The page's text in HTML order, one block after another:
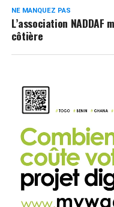
NE MANQUEZ PAS
L’association
côtière